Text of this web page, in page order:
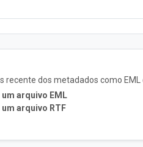
recente dos metadados como EML
arquivo EML
arquivo RTF